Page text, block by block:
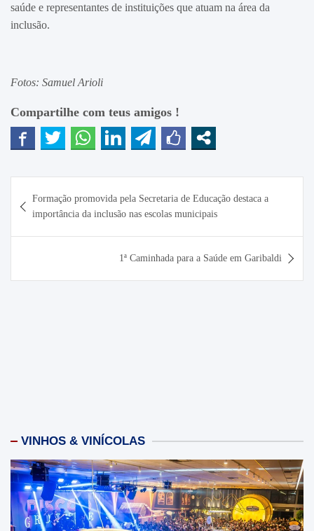
saúde e representantes de instituições que atuam na área da
inclusão.
Fotos: Samuel Arioli
Compartilhe com teus amigos !
de
Post
Formação promovida pela Secretaria de Educação destaca a
importância da inclusão nas escolas municipais
1ª Caminhada para a Saúde em Garibaldi
VINHOS & VINÍCOLAS